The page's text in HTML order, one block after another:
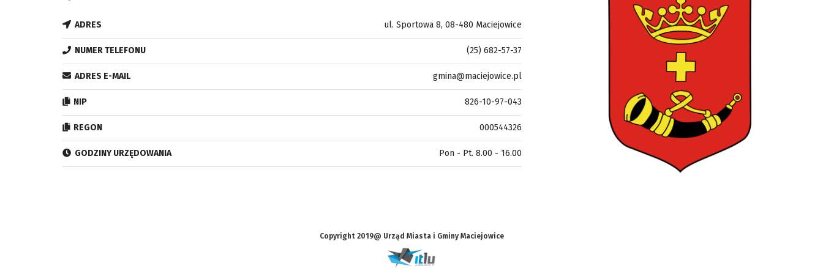
ADRES ul. Sportowa 8, 08-480 Maciejowice
NUMER TELEFONU (25) 682-57-37
ADRES E-MAIL gmina@maciejowice.pl
NIP 826-10-97-043
REGON 000544326
GODZINY URZĘDOWANIA Pon - Pt. 8.00 - 16.00
Copyright 2019@ Urząd Miasta i Gminy Maciejowice